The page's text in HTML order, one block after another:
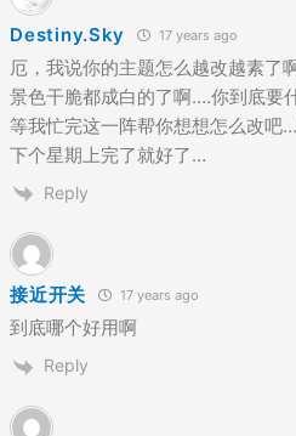
Destiny.Sky 17 years ago
厄，我说你的主题怎么越改越素了
景色干脆都成白的了啊….你到底要
等我忙完这一阵帮你想想怎么改吧
下个星期上完了就好了…
Reply
接近开关 17 years ago
到底哪个好用啊
Reply